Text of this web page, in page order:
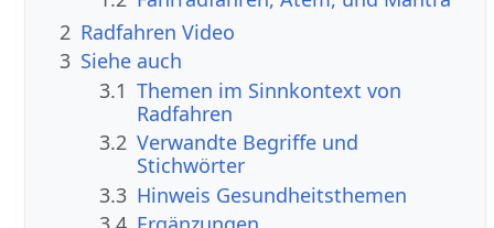
2 Radfahren Video
3 Siehe auch
3.1 Themen im Sinnkontext von
Radfahren
3.2 Verwandte Begriffe und
Stichwörter
3.3 Hinweis Gesundheitsthemen